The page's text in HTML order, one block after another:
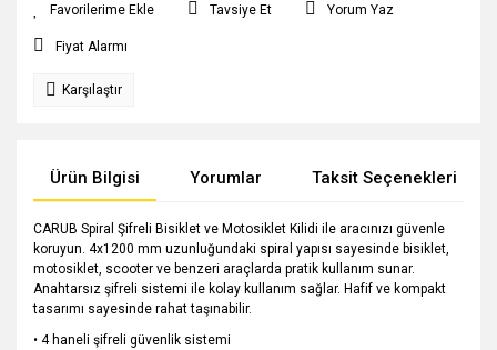
Tavsiye Et Yorum Yaz
Fiyat Alarmı
Karşılaştır
Ürün Bilgisi Yorumlar Taksit Seçenekleri
CARUB Spiral Şifreli Bisiklet ve Motosiklet Kilidi ile aracınızı güvenle
koruyun. 4x1200 mm uzunluğundaki spiral yapısı sayesinde bisiklet,
motosiklet, scooter ve benzeri araçlarda pratik kullanım sunar.
Anahtarsız şifreli sistemi ile kolay kullanım sağlar. Hafif ve kompakt
tasarımı sayesinde rahat taşınabilir.
• 4 haneli şifreli güvenlik sistemi